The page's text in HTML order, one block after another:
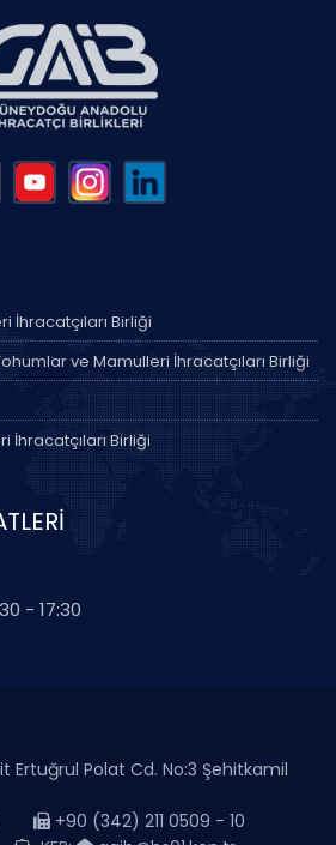
İhracatçıları Birliği
ve Mamulleri İhracatçıları Birliği
İhracatçıları Birliği
- 17:30
Ertuğrul Polat Cd. No:3 Şehitkamil
+90 (342) 211 0509 - 10